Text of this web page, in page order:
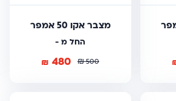
מצבר אקו 50 אמפר
החל מ -
500
₪
480
₪